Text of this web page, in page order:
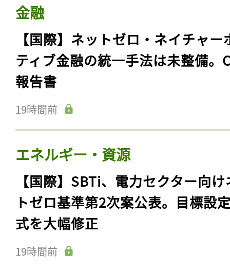
金融
【国際】ネットゼロ・ネイチャー
ティブ金融の統一手法は未整備。
報告書
19時間前
エネルギー・資源
【国際】SBTi、電力セクター向
トゼロ基準第2次案公表。目標設
式を大幅修正
19時間前